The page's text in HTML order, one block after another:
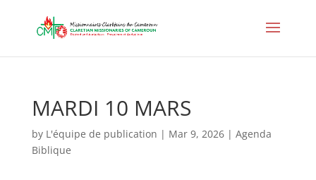
MARDI 10 MARS
by L'équipe de publication | Mar 9, 2026| Agenda
Biblique